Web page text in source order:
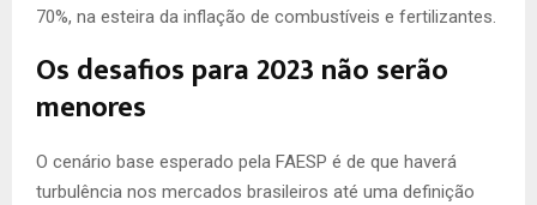
70%, na esteira da inflação de combustíveis e fertilizantes.
Os desafios para 2023 não serão
menores
O cenário base esperado pela FAESP é de que haverá
turbulência nos mercados brasileiros até uma definição